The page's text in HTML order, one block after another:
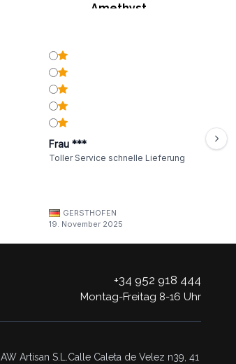
Amethyst
Frau ***
Toller Service schnelle Lieferung
GERSTHOFEN
19. November 2025
+34 952 918 444
Montag-Freitag 8-16 Uhr
AW Artisan S.L.Calle Caleta de Velez n39, 41